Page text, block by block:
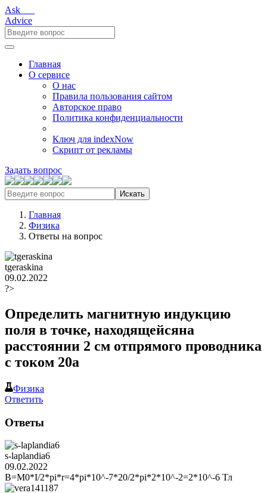
Ask___
Advice
Главная
О сервисе
О нас
Правила пользования сайтом
Авторское право
Политика конфиденциальности
Ключ для indexNow
Скрипт от рекламы
Задать вопрос
Искать
Главная
Физика
Ответы на вопрос
tgeraskina
09.02.2022
?>
Определить магнитную индукцию
поля в точке, находящейсяна
расстоянии 2 см отпрямого проводника
с током 20а
Физика
Ответить
Ответы
s-laplandia6
09.02.2022
B=M0*I/2*pi*r=4*pi*10^-7*20/2*pi*2*10^-2=2*10^-6 Тл